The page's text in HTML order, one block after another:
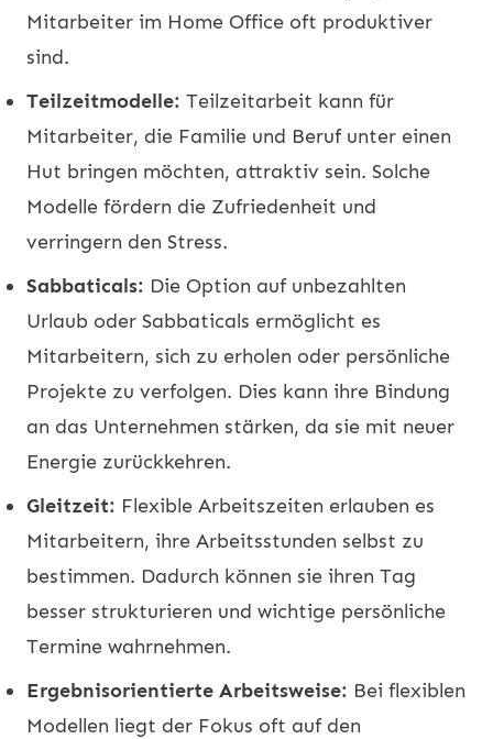
Mitarbeiter im Home Office oft produktiver
sind.
Teilzeitmodelle: Teilzeitarbeit kann für
Mitarbeiter, die Familie und Beruf unter einen
Hut bringen möchten, attraktiv sein. Solche
Modelle fördern die Zufriedenheit und
verringern den Stress.
Sabbaticals: Die Option auf unbezahlten
Urlaub oder Sabbaticals ermöglicht es
Mitarbeitern, sich zu erholen oder persönliche
Projekte zu verfolgen. Dies kann ihre Bindung
an das Unternehmen stärken, da sie mit neuer
Energie zurückkehren.
Gleitzeit: Flexible Arbeitszeiten erlauben es
Mitarbeitern, ihre Arbeitsstunden selbst zu
bestimmen. Dadurch können sie ihren Tag
besser strukturieren und wichtige persönliche
Termine wahrnehmen.
Ergebnisorientierte Arbeitsweise: Bei flexiblen
Modellen liegt der Fokus oft auf den